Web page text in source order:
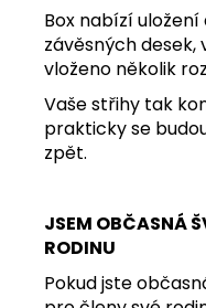
Box nabízí
závěsných
vloženo několik
Vaše střihy tak
prakticky se
zpět.
JSEM OBČASNÁ
RODINU
Pokud jste